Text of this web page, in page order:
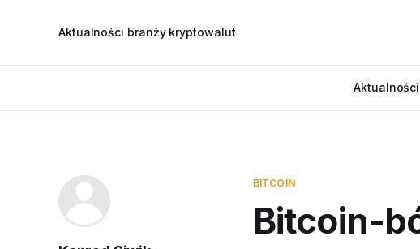
Aktualności branży kryptowalut
Aktualności
BITCOIN
Bitcoin-